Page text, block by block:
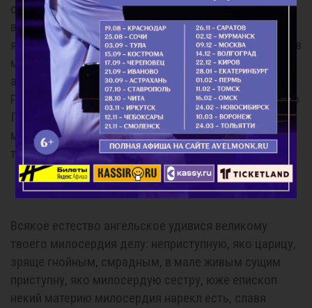
оправданная кротости ю сына твоего. Радуйся,
всеми зримая во смирении сына твоего. Радуйся,
яко страдания его лепота души твоея. Радуйся, яко в
мучениех его расширяется сердце твое. Радуйся,
аще и дни его мали и исполнены лютых скорбей.
Радуйся, яко скорби сия златом, ливаном и смирною
Предвечному Младенцу принесены суть. Радуйся,
милосердая царице Александре новая, страданьми
твоими греховные струпы наши обязующая.
Кондак 9
Всякое естество ангельское удивися великому
твоего милосердия делу: неприступную, яко царицу,
зряще гнойным, смрадным, в мале живым сущим
приступну, яко милосердую сестру, юже епископ
некий материю милосердия нарекл есть, славя